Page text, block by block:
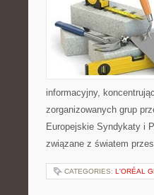
informacyjny,
zorganizowanych grup
Europejskie Syndykaty i
związane z światem
CATEGORIES: L'ORÉAL